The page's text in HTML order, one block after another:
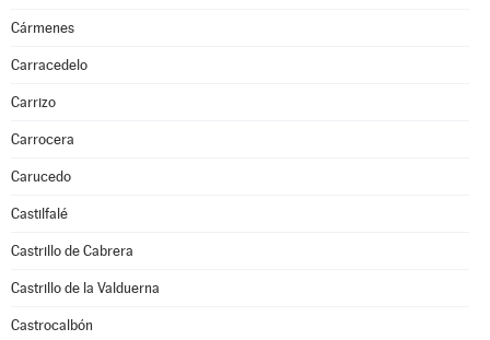
Cármenes
Carracedelo
Carrizo
Carrocera
Carucedo
Castilfalé
Castrillo de Cabrera
Castrillo de la Valduerna
Castrocalbón